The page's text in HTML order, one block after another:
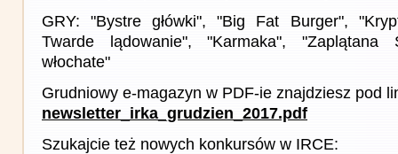
GRY: "Bystre główki", "Big Fat Burger",
Twarde lądowanie", "Karmaka",
włochate"
Grudniowy e-magazyn w PDF-ie znajdziesz pod
newsletter_irka_grudzien_2017.pdf
Szukajcie też nowych konkursów w IRCE: